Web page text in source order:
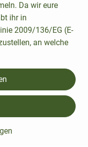
kg
Artikelanzahl
0,90 €
Basmati Reis
Da wir eure
ihr in
2009/136/EG (E-
an welche